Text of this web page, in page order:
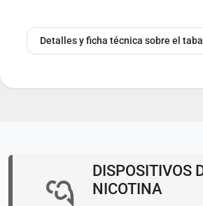
Detalles y ficha técnica sobre el
DISPOSITIVOS
NICOTINA